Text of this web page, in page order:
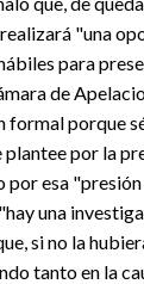
"una
para
de
formal porque
por la
por esa
una
si no la
tanto en la